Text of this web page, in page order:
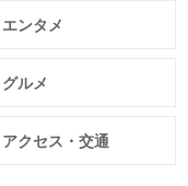
エンタメ
グルメ
アクセス・交通